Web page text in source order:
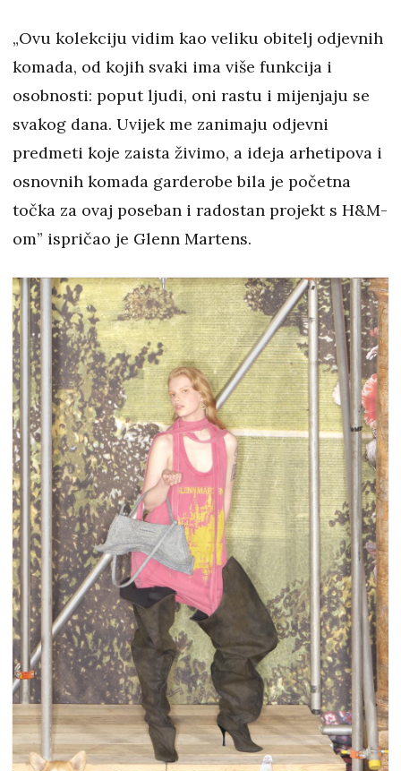
„Ovu kolekciju vidim kao veliku obitelj odjevnih
komada, od kojih svaki ima više funkcija i
osobnosti: poput ljudi, oni rastu i mijenjaju se
svakog dana. Uvijek me zanimaju odjevni
predmeti koje zaista živimo, a ideja arhetipova i
osnovnih komada garderobe bila je početna
točka za ovaj poseban i radostan projekt s H&M-
om” ispričao je Glenn Martens.